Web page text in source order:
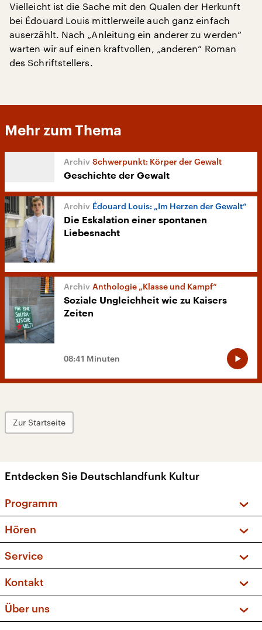
Vielleicht ist die Sache mit den Qualen der Herkunft
bei Édouard Louis mittlerweile auch ganz einfach
auserzählt. Nach „Anleitung ein anderer zu werden“
warten wir auf einen kraftvollen, „anderen“ Roman
des Schriftstellers.
Mehr zum Thema
Schwerpunkt: Körper der Gewalt
Geschichte der Gewalt
Édouard Louis: „Im Herzen der Gewalt“
Die Eskalation einer spontanen
Liebesnacht
Anthologie „Klasse und Kampf“
Soziale Ungleichheit wie zu Kaisers
Zeiten
08:41 Minuten
Zur Startseite
Entdecken Sie Deutschlandfunk Kultur
Programm
Sendungen und Podcasts
Musikliste
Kakadu – Das Kinderprogramm
Hören
Frequenzen (UKW + DAB+)
Service
FAQ
Apps
Newsletter
Kontakt
Social Media
Über uns